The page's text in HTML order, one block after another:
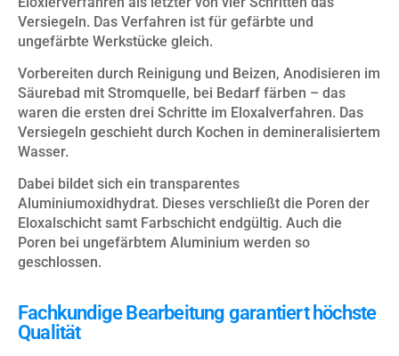
Versiegeln. Das Verfahren ist für gefärbte und
ungefärbte Werkstücke gleich.
Vorbereiten durch Reinigung und Beizen, Anodisieren im
Säurebad mit Stromquelle, bei Bedarf färben – das
waren die ersten drei Schritte im Eloxalverfahren. Das
Versiegeln geschieht durch Kochen in demineralisiertem
Wasser.
Dabei bildet sich ein transparentes
Aluminiumoxidhydrat. Dieses verschließt die Poren der
Eloxalschicht samt Farbschicht endgültig. Auch die
Poren bei ungefärbtem Aluminium werden so
geschlossen.
Fachkundige Bearbeitung garantiert höchste
Qualität